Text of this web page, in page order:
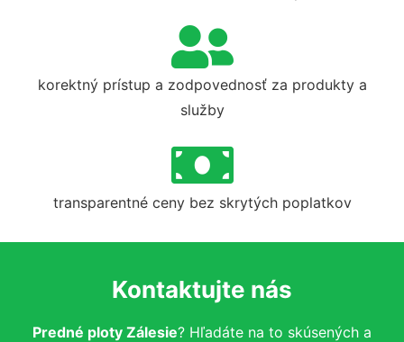
korektný prístup a zodpovednosť za produkty a
služby
transparentné ceny bez skrytých poplatkov
Kontaktujte nás
Predné ploty Zálesie? Hľadáte na to skúsených a